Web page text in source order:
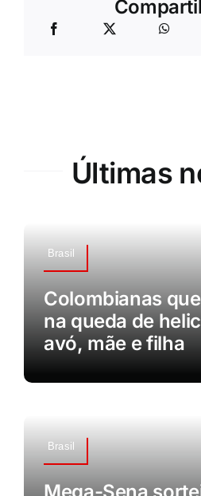
Últimas
Brasil
Colombianas
na queda de
avó, mãe e filha
Brasil